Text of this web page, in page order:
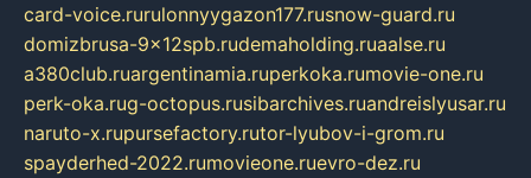
card-voice.rurulonnyygazon177.rusnow-guard.ru
domizbrusa-9x12spb.rudemaholding.ruaalse.ru
a380club.ruargentinamia.ruperkoka.rumovie-one.ru
perk-oka.rug-octopus.rusibarchives.ruandreislyusar.ru
naruto-x.rupursefactory.rutor-lyubov-i-grom.ru
spayderhed-2022.rumovieone.ruevro-dez.ru